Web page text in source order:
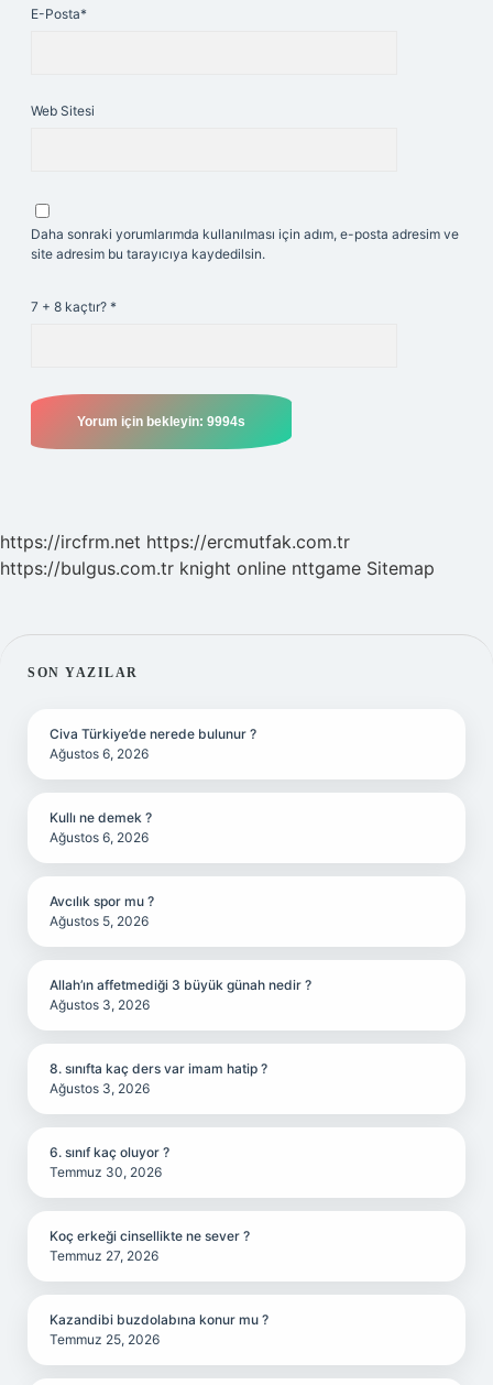
E-Posta*
Web Sitesi
Daha sonraki yorumlarımda kullanılması için adım, e-posta adresim ve
site adresim bu tarayıcıya kaydedilsin.
7 + 8 kaçtır? *
https://ircfrm.net https://ercmutfak.com.tr
https://bulgus.com.tr knight online nttgame Sitemap
SIDEBAR
SON YAZILAR
Civa Türkiye’de nerede bulunur ?
Ağustos 6, 2026
Kullı ne demek ?
Ağustos 6, 2026
Avcılık spor mu ?
Ağustos 5, 2026
Allah’ın affetmediği 3 büyük günah nedir ?
Ağustos 3, 2026
8. sınıfta kaç ders var imam hatip ?
Ağustos 3, 2026
6. sınıf kaç oluyor ?
Temmuz 30, 2026
Koç erkeği cinsellikte ne sever ?
Temmuz 27, 2026
Kazandibi buzdolabına konur mu ?
Temmuz 25, 2026